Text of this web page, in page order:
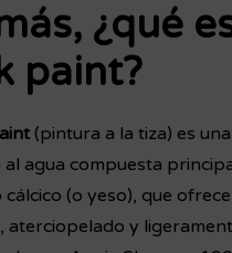
¿qué
paint?
(pintura a la tiza) es
al agua compuesta
(o yeso), que
aterciopelado y